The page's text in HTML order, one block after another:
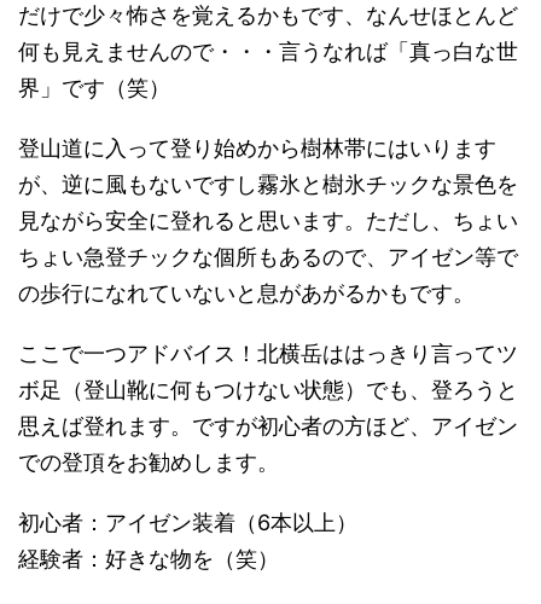
だけで少々怖さを覚えるかもです、なんせほとんど
何も見えませんので・・・言うなれば「真っ白な世
界」です（笑）
登山道に入って登り始めから樹林帯にはいります
が、逆に風もないですし霧氷と樹氷チックな景色を
見ながら安全に登れると思います。ただし、ちょい
ちょい急登チックな個所もあるので、アイゼン等で
の歩行になれていないと息があがるかもです。
ここで一つアドバイス！北横岳ははっきり言ってツ
ボ足（登山靴に何もつけない状態）でも、登ろうと
思えば登れます。ですが初心者の方ほど、アイゼン
での登頂をお勧めします。
初心者：アイゼン装着（6本以上）
経験者：好きな物を（笑）